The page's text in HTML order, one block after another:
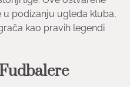
podizanju ugleda kluba,
kao pravih legendi